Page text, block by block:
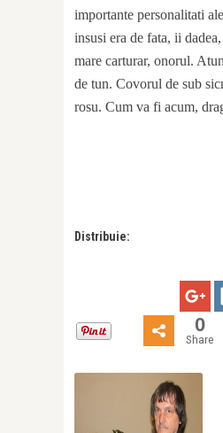
importante personalitati
insusi era de fata, ii
mare carturar, onorul.
de tun. Covorul de sub
rosu. Cum va fi acum,
Distribuie:
0
Share